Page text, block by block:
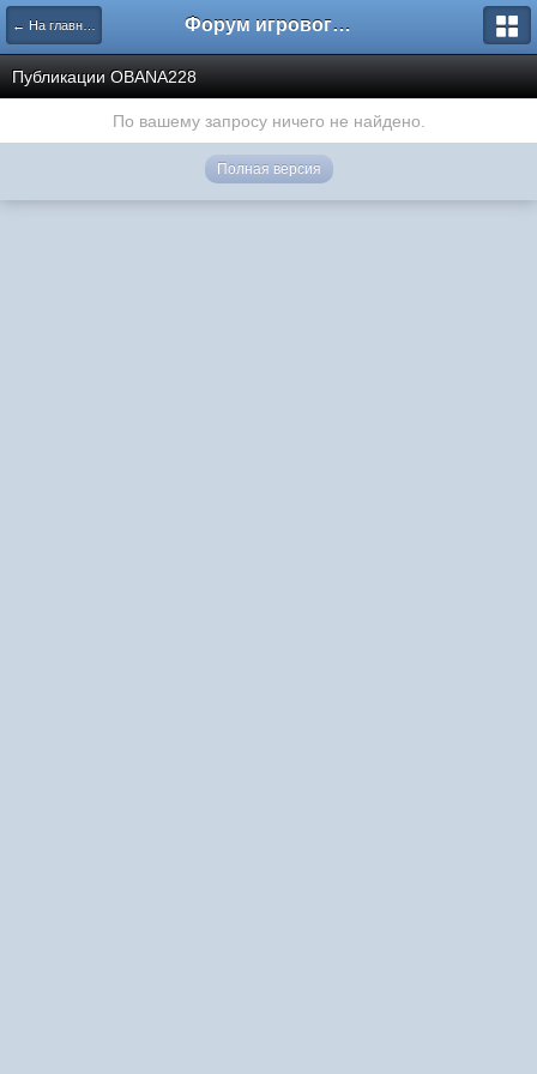
← На главную Форум игрового проекта Riverrise
Публикации OBANA228
По вашему запросу ничего не найдено.
Полная версия